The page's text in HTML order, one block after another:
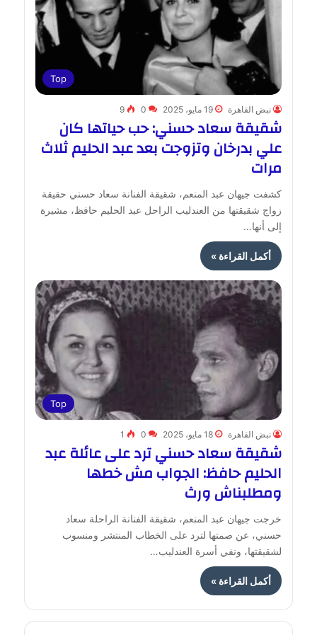
Top
نبض القاهرة 19 مايو، 2025 0
9
شقيقة سعاد حسني: حب حياتها كان
علي بدرخان وتزوجت بعد عبد الحليم ثلاث
مرات
كشفت جيهان عبد المنعم، شقيقة الفنانة سعاد حسني حقيقة
زواج شقيقتها من العندليب الراحل عبد الحليم حافظ، مشيرة
إلى أنها…
أكمل القراءة »
Top
نبض القاهرة 18 مايو، 2025 0
1
شقيقة سعاد حسني ترد على عائلة عبد
الحليم حافظ: الجواب مش خطها
ومطلبناش ورث
خرجت جيهان عبد المنعم، شقيقة الفنانة الراحلة سعاد
حسني، عن صمتها لترد على الخطاب المنتشر ومنسوب
لشقيقتها، ونفي أسرة العندليب…
أكمل القراءة »